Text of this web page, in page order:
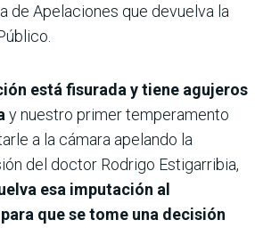
de Apelaciones que devuelva la
está fisurada y tiene agujeros
y nuestro primer temperamento
a la cámara apelando la
del doctor Rodrigo Estigarribia,
esa imputación al
que se tome una decisión